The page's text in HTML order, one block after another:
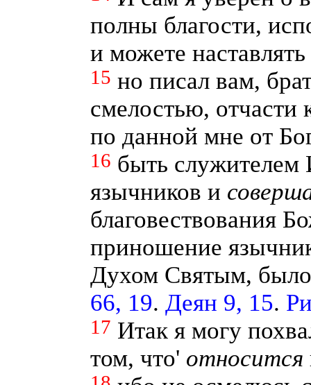
полны благости,
и можете
15 но писал вам,
смелостью,
по данной мне от
16 быть служителем
язычников и
благовествования
приношение
Духом Святым,
66, 19. Деян 9, 15.
17 Итак я могу
том, что' относится